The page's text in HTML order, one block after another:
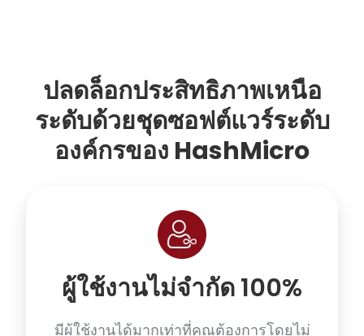
ปลดล็อกประสิทธิภาพเหนือ
ระดับด้วยชุดซอฟต์แวร์ระดับ
องค์กรของ HashMicro
ผู้ใช้งานไม่จำกัด 100%
มีผู้ใช้งานได้มากเท่าที่คุณต้องการโดยไม่